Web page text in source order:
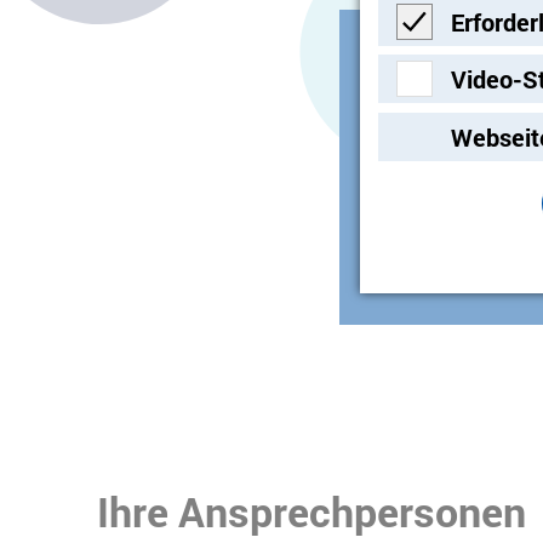
Ihre Ansprechpersonen
Erforderlich
Video-
Video-